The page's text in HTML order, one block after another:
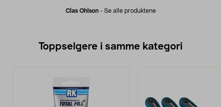
Clas Ohlson- Se alle produktene
Toppselgere i samme kategori